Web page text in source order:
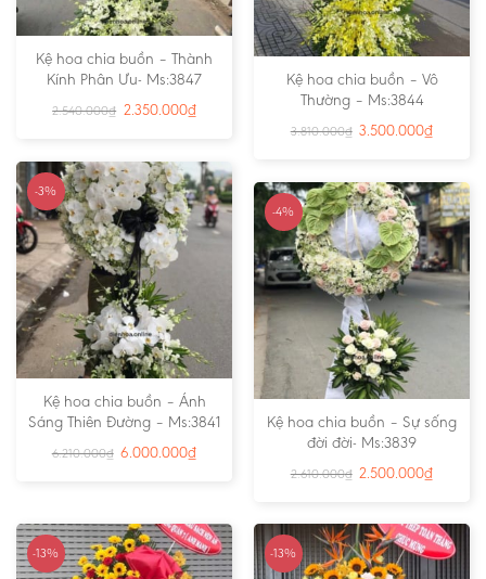
Kệ hoa chia buồn – Thành
Kính Phân Ưu- Ms:3847
2.540.000₫ 2.350.000₫
Kệ hoa chia buồn – Vô
Thường – Ms:3844
3.810.000₫ 3.500.000₫
-3%
Kệ hoa chia buồn – Ánh
Sáng Thiên Đường – Ms:3841
6.210.000₫ 6.000.000₫
-4%
Kệ hoa chia buồn – Sự sống
đời đời- Ms:3839
2.610.000₫ 2.500.000₫
-13% -13%